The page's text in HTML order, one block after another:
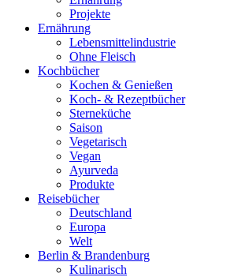
Projekte
Ernährung
Lebensmittelindustrie
Ohne Fleisch
Kochbücher
Kochen & Genießen
Koch- & Rezeptbücher
Sterneküche
Saison
Vegetarisch
Vegan
Ayurveda
Produkte
Reisebücher
Deutschland
Europa
Welt
Berlin & Brandenburg
Kulinarisch